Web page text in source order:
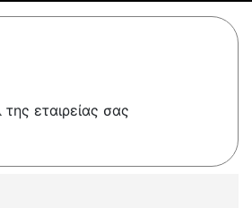
εταιρείας σας